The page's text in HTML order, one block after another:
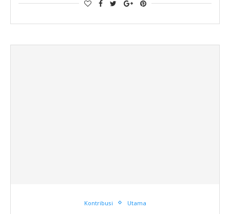
Kontribusi Utama